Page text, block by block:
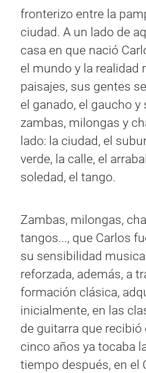
fronterizo entre la
ciudad. A un lado de
casa en que nació
el mundo y la realidad
paisajes, sus gentes
el ganado, el gaucho y
zambas, milongas y
lado: la ciudad, el
verde, la calle, el
soledad, el tango.
Zambas, milongas,
tangos..., que Carlos
su sensibilidad
reforzada, además, a
formación clásica,
inicialmente, en las
de guitarra que recibió
cinco años ya tocaba
tiempo después, en el